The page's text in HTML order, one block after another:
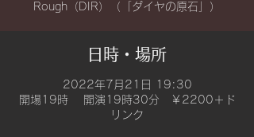
Rough（DIR）（「ダイヤの原石」）
日時・場所
2022年7月21日 19:30
開場19時 開演19時30分 ￥2200＋ド
リンク